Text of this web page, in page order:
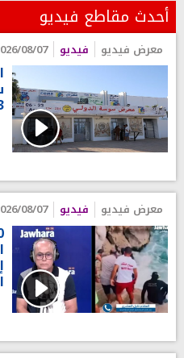
أحدث مقاطع فيديو
معرض فيديو فيديو 08/07 20:19
معرض فيديو فيديو 08/07 11:16